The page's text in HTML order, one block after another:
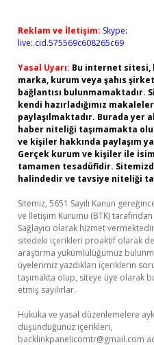
Reklam ve İletişim: Skype:
live:.cid.575569c608265c69
Yasal Uyarı: Bu internet sitesi,
marka, kurum veya şahıs
bağlantısı bulunmamaktadır.
kendi hazırladığımız makaleler
paylaşılmaktadır. Burada yer
haber niteliği taşımamakta
ve kişiler hakkında paylaşım
Gerçek kurum ve kişiler ile
tamamen tesadüfidir.
halindedir ve tavsiye niteliği
Sitemiz, 5651 Sayılı Kanun
ve İletişim Kurumu (BTK)
Sağlayıcı olarak hizmet
sitedeki içerikleri proaktif olarak
araştırma yükümlülüğümüz
üyelerimiz yazdıkları içeriklerin
taşımakta olup, siteye üye olarak
etmiş sayılırlar.
Hukuka ve yasal düzenlemelere
düşündüğünüz içerikleri,
backlinkpanelicomtr@gmail.com